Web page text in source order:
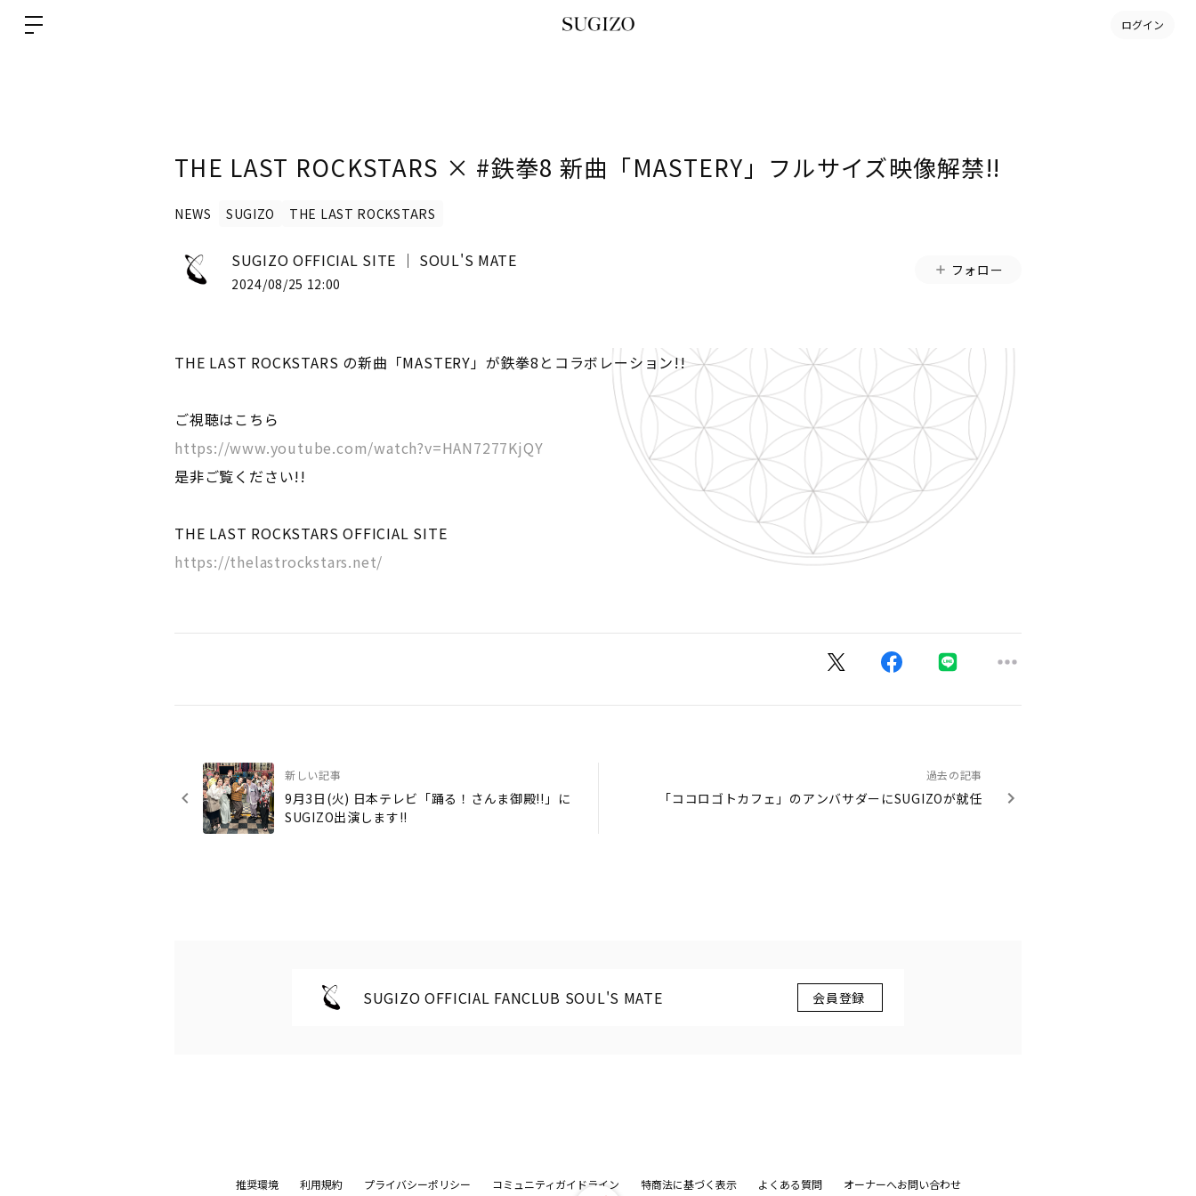
ログイン
THE LAST ROCKSTARS × #鉄拳8 新曲「MASTERY」フルサイズ映像解禁!!
NEWS SUGIZO THE LAST ROCKSTARS
SUGIZO OFFICIAL SITE │ SOUL'S MATE
2024/08/25 12:00
フォロー
THE LAST ROCKSTARS の新曲「MASTERY」が鉄拳8とコラボレーション!!
ご視聴はこちら
https://www.youtube.com/watch?v=HAN7277KjQY
是非ご覧ください!!
THE LAST ROCKSTARS OFFICIAL SITE
https://thelastrockstars.net/
新しい記事
9月3日(火) 日本テレビ「踊る！さんま御殿!!」に
SUGIZO出演します!!
過去の記事
「ココロゴトカフェ」のアンバサダーにSUGIZOが就任
SUGIZO OFFICIAL FANCLUB SOUL'S MATE
推奨環境 利用規約 プライバシーポリシー コミュニティガイドライン 特商法に基づく表示 よくある質問 オーナーへお問い合わせ